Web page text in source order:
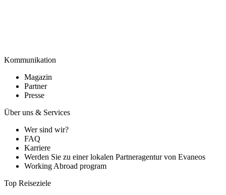
Kommunikation
Magazin
Partner
Presse
Über uns & Services
Wer sind wir?
FAQ
Karriere
Werden Sie zu einer lokalen Partneragentur von Evaneos
Working Abroad program
Top Reiseziele